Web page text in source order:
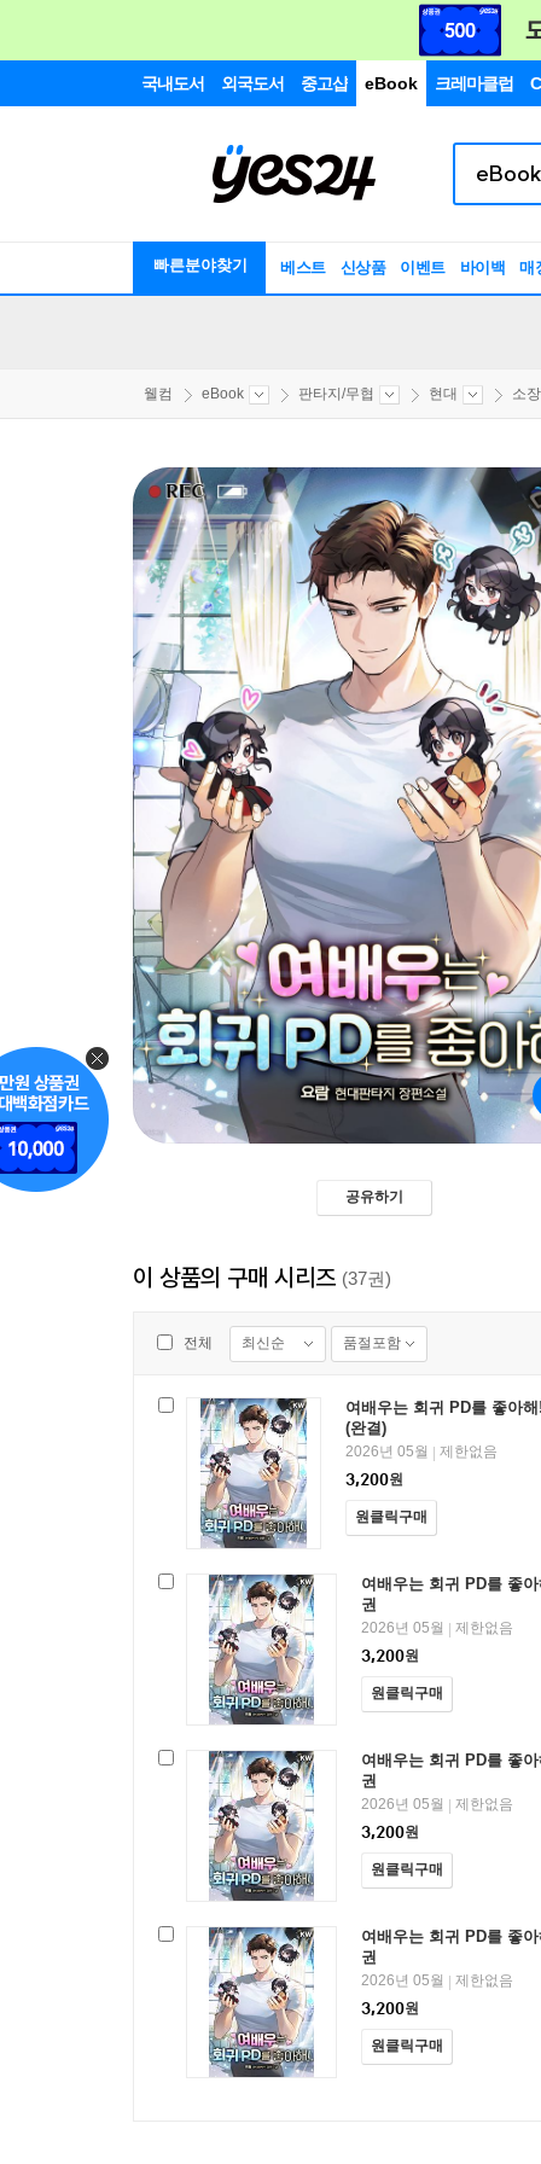
국내도서 외국도서 중고샵 eBook 크레마클럽
빠른분야찾기 베스트 신상품 이벤트 바이백 매
웰컴 eBook 판타지/무협 현대 소장
공유하기
이 상품의 구매 시리즈 (37권)
전체 최신순 품절포함
여배우는 회귀 PD를 좋아
(완결)
2026년 05월
제한없음
3,200원
원클릭구매
여배우는 회귀 PD를 좋
권
2026년 05월
제한없음
3,200원
원클릭구매
여배우는 회귀 PD를 좋
권
2026년 05월
제한없음
3,200원
원클릭구매
여배우는 회귀 PD를 좋
권
2026년 05월
제한없음
3,200원
원클릭구매